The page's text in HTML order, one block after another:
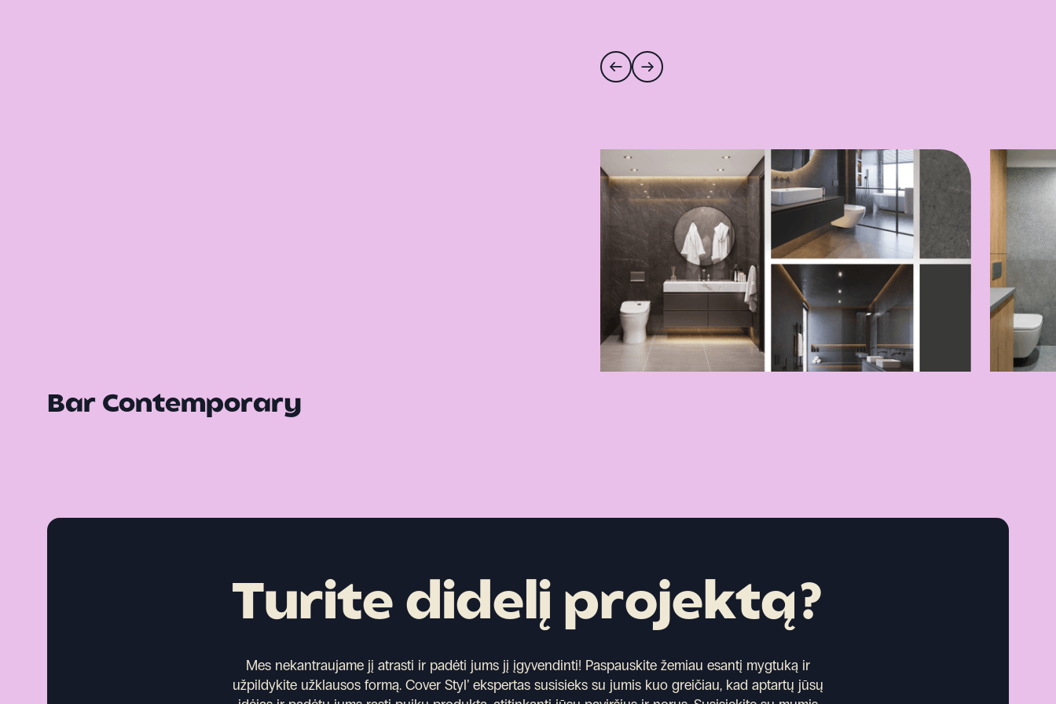
Bar Contemporary
Turite didelį projektą?
Mes nekantraujame jį atrasti ir padėti jums jį įgyvendinti! Paspauskite žemiau esantį mygtuką ir
užpildykite užklausos formą. Cover Styl’ ekspertas susisieks su jumis kuo greičiau, kad aptartų jūsų